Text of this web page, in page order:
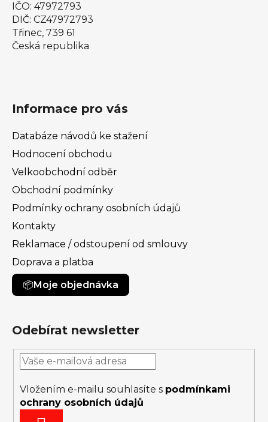
IČO: 47972793
DIČ: CZ47972793
Třinec, 739 61
Česká republika
Informace pro vás
Databáze návodů ke stažení
Hodnocení obchodu
Velkoobchodní odběr
Obchodní podmínky
Podmínky ochrany osobních údajů
Kontakty
Reklamace / odstoupení od smlouvy
Doprava a platba
Moje objednávka
Odebírat newsletter
Vložením e-mailu souhlasíte s podmínkami
ochrany osobních údajů